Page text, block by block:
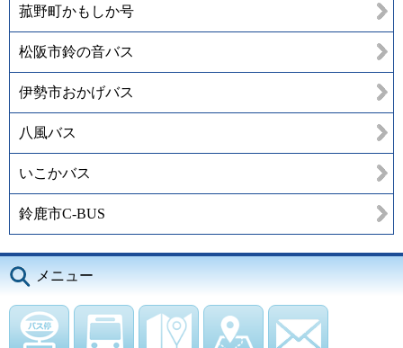
菰野町かもしか号
松阪市鈴の音バス
伊勢市おかげバス
八風バス
いこかバス
鈴鹿市C-BUS
メニュー